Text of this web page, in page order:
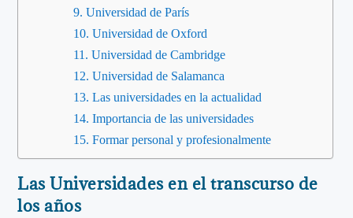
Universidad de París
Universidad de Oxford
Universidad de Cambridge
Universidad de Salamanca
Las universidades en la actualidad
Importancia de las universidades
Formar personal y profesionalmente
Las Universidades en el transcurso de
los años